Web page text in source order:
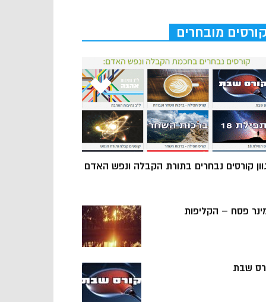
קורסים מובחרים
קורסים נבחרים בתורת הקבלה ונפש האדם
פסח – הקליפות
שבת